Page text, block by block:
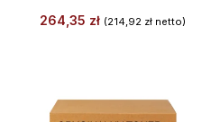
264,35 zł (214,92 złnetto)